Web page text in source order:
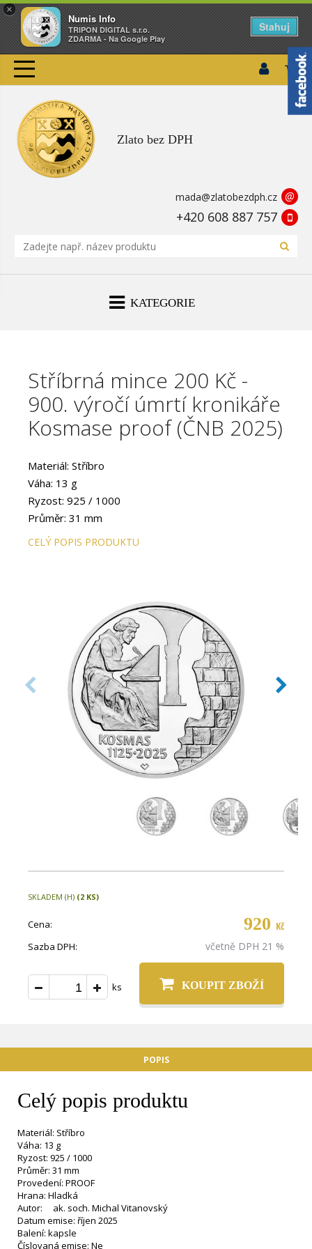
×
Numis Info
TRIPON DIGITAL s.r.o.
ZDARMA - Na Google Play
Stahuj
Zlato bez DPH
mada@zlatobezdph.cz @
+420 608 887 757
KATEGORIE
Stříbrná mince 200 Kč -
900. výročí úmrtí kronikáře
Kosmase proof (ČNB 2025)
Materiál: Stříbro
Váha: 13 g
Ryzost: 925 / 1000
Průměr: 31 mm
Provedení: PROOF
CELÝ POPIS PRODUKTU
SKLADEM (H) (2 KS)
Cena: 920 Kč
Sazba DPH: včetně DPH 21 %
ks KOUPIT ZBOŽÍ
POPIS
Celý popis produktu
Materiál: Stříbro
Váha: 13 g
Ryzost: 925 / 1000
Průměr: 31 mm
Provedení: PROOF
Hrana: Hladká
Autor: ak. soch. Michal Vitanovský
Datum emise: říjen 2025
Balení: kapsle
Číslovaná emise: Ne